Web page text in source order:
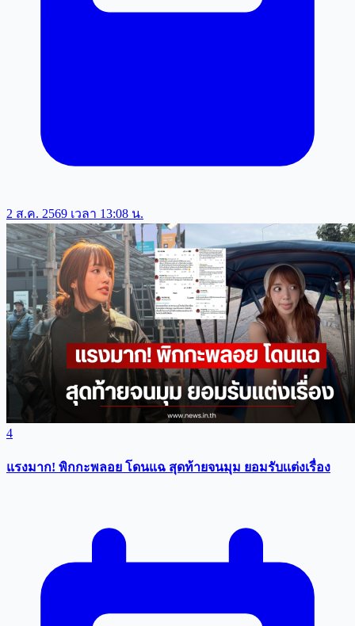
2 ส.ค. 2569 เวลา 13:08 น.
4
แรงมาก! พิกกะพลอย โดนแฉ สุดท้ายจนมุม ยอมรับเเต่งเรื่อง